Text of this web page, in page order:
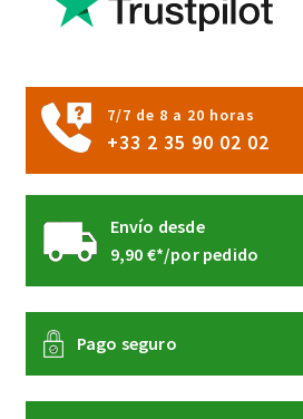
7/7 de 8 a 20 horas
+33 2 35 90 02 02
Envío desde
9,90 €*/por pedido
Pago seguro